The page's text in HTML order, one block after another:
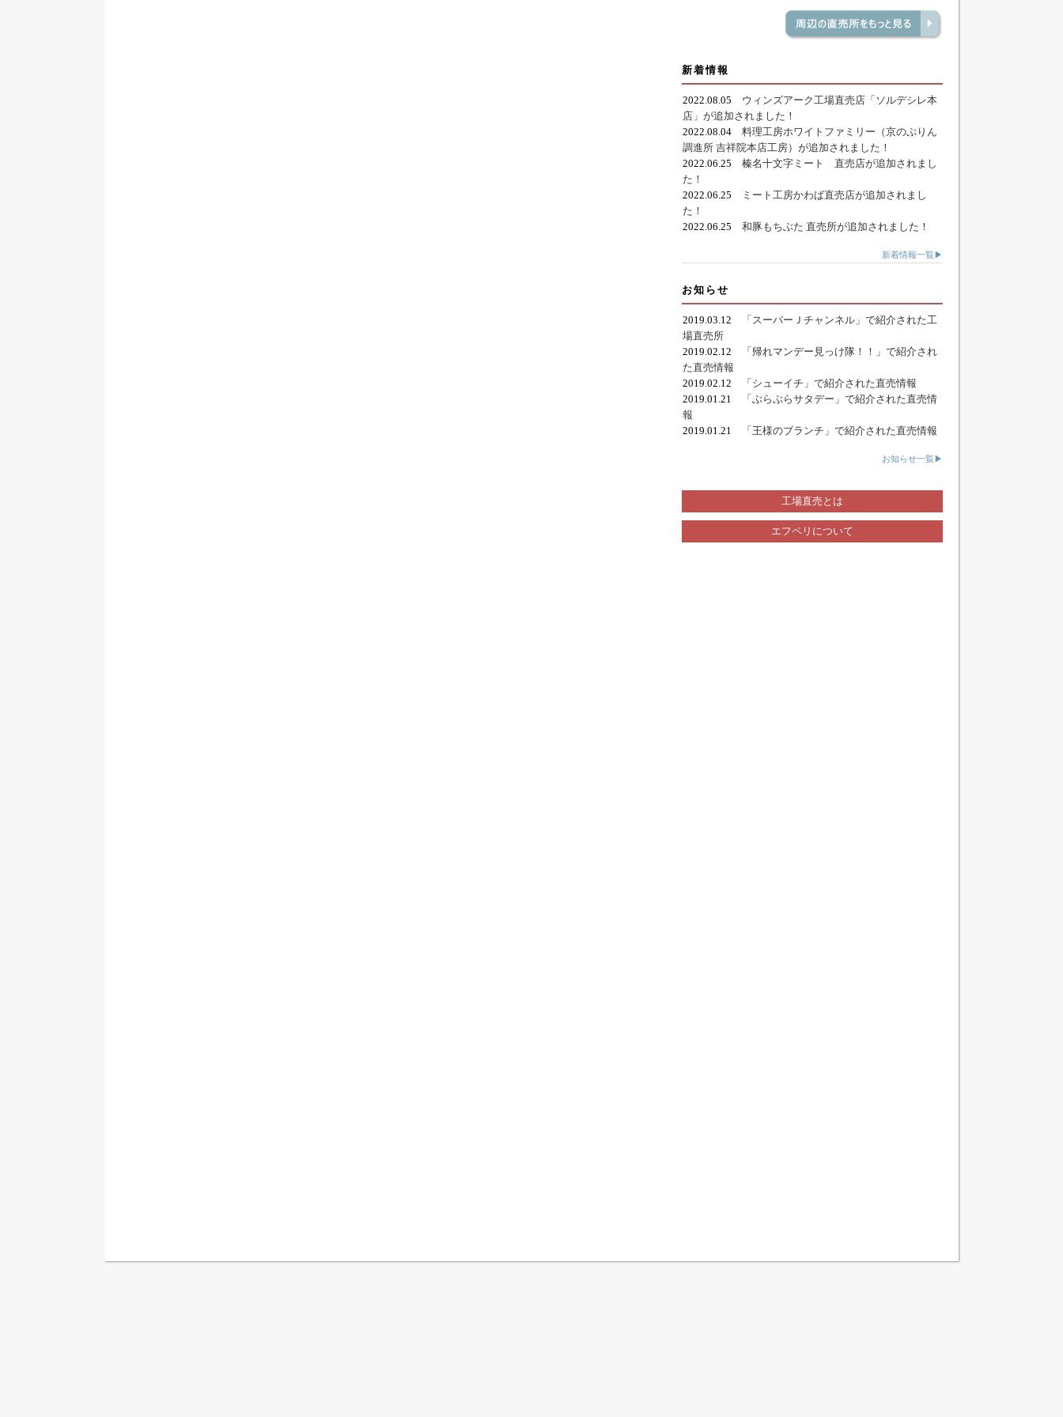
新着情報
2022.08.05 ウィンズアーク工場直売店「ソルデシレ本
店」が追加されました！
2022.08.04 料理工房ホワイトファミリー（京のぷりん
調進所 吉祥院本店工房）が追加されました！
2022.06.25 榛名十文字ミート 直売店が追加されまし
た！
2022.06.25
ミート工房かわば直売店が追加されまし
た！
2022.06.25 和豚もちぶた 直売所が追加されました！
新着情報一覧▶
お知らせ
2019.03.12
「スーパーＪチャンネル」で紹介された工
場直売所
2019.02.12
「帰れマンデー見っけ隊！！」で紹介され
た直売情報
2019.02.12
「シューイチ」で紹介された直売情報
2019.01.21
「ぶらぶらサタデー」で紹介された直売情
報
2019.01.21
「王様のブランチ」で紹介された直売情報
お知らせ一覧▶
工場直売とは
エフペリについて